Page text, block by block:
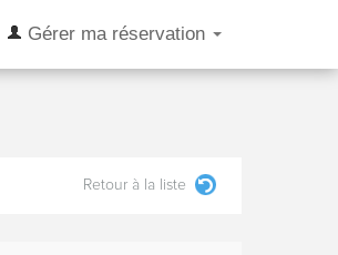
Gérer ma réservation
Retour à la liste